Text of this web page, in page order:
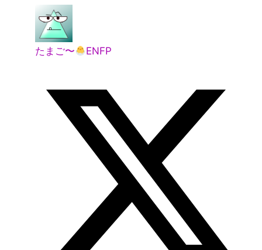
たまご〜 ENFP